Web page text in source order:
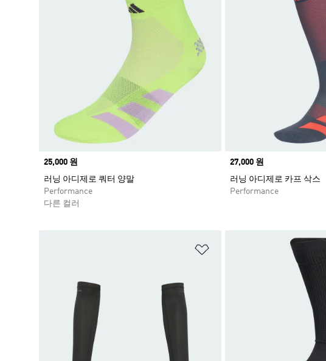
Price
25,000 원
러닝 아디제로 쿼터 양말
Performance
다른 컬러
Price
27,000 원
러닝 아디제로 카프 삭스
Performance